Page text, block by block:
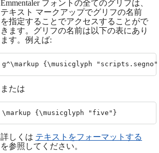
Emmentaler フォントの全てのグリフは、
テキスト マークアップでグリフの名前
を指定することでアクセスすることがで
きます。グリフの名前は以下の表にあり
ます。例えば:
または
詳しくは テキストをフォーマットする
を参照してください。